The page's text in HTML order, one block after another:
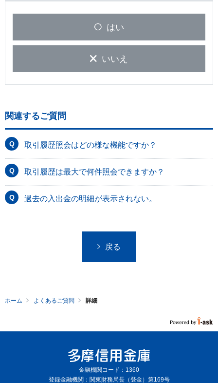
はい
いいえ
関連するご質問
取引履歴照会はどの様な機能ですか？
取引履歴は最大で何件照会できますか？
過去の入出金の明細が表示されない。
戻る
ホーム よくあるご質問 詳細
金融機関コード：1360
登録金融機関：関東財務局長（登金）第169号